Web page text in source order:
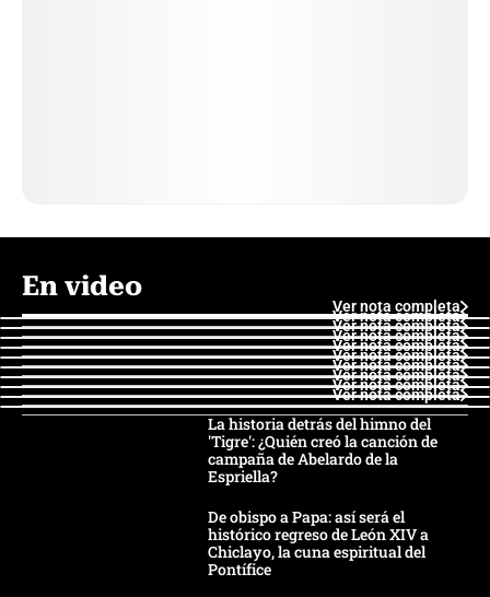
En video
Ver nota completa
Ver nota completa
Ver nota completa
Ver nota completa
Ver nota completa
Ver nota completa
Ver nota completa
Ver nota completa
Ver nota completa
Ver nota completa
La historia detrás del himno del
'Tigre': ¿Quién creó la canción de
campaña de Abelardo de la
Espriella?
De obispo a Papa: así será el
histórico regreso de León XIV a
Chiclayo, la cuna espiritual del
Pontífice